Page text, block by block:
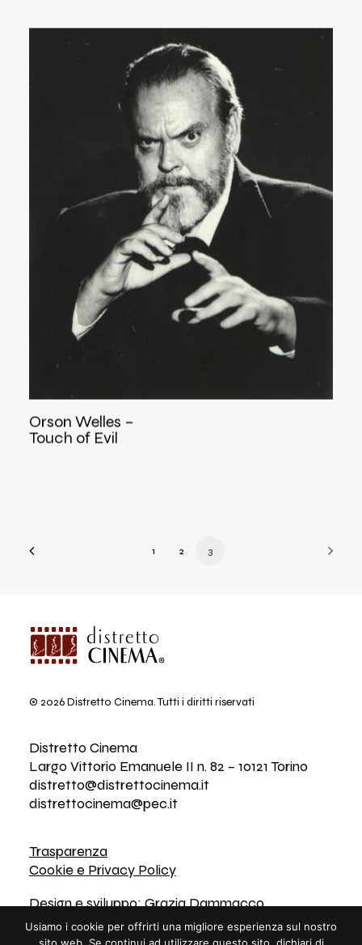
Orson Welles –
Touch of Evil
1 2 3
© 2026 Distretto Cinema.Tutti i diritti riservati
Distretto Cinema
Largo Vittorio Emanuele II n. 82 – 10121 Torino
distretto@distrettocinema.it
distrettocinema@pec.it
Trasparenza
Cookie e Privacy Policy
Design e sviluppo:Grazia Dammacco
Usiamo i cookie per offrirti una migliore esperienza sul nostro